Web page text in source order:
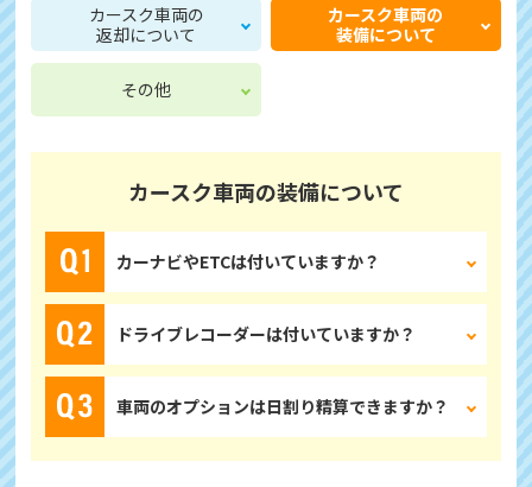
カースク車両の
返却について
カースク車両の
装備について
その他
カースク車両の装備について
カーナビやETCは付いていますか？
ドライブレコーダーは付いていますか？
車両のオプションは日割り精算できますか？